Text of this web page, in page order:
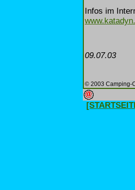
Infos im
09.07.03
© 2003 Camping-